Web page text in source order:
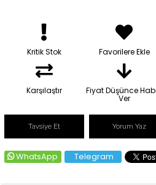
Kritik Stok Favorilere Ekle
Karşılaştır Fiyat Düşünce
Ver
Tavsiye Et Yorum Yaz
WhatsApp Telegram